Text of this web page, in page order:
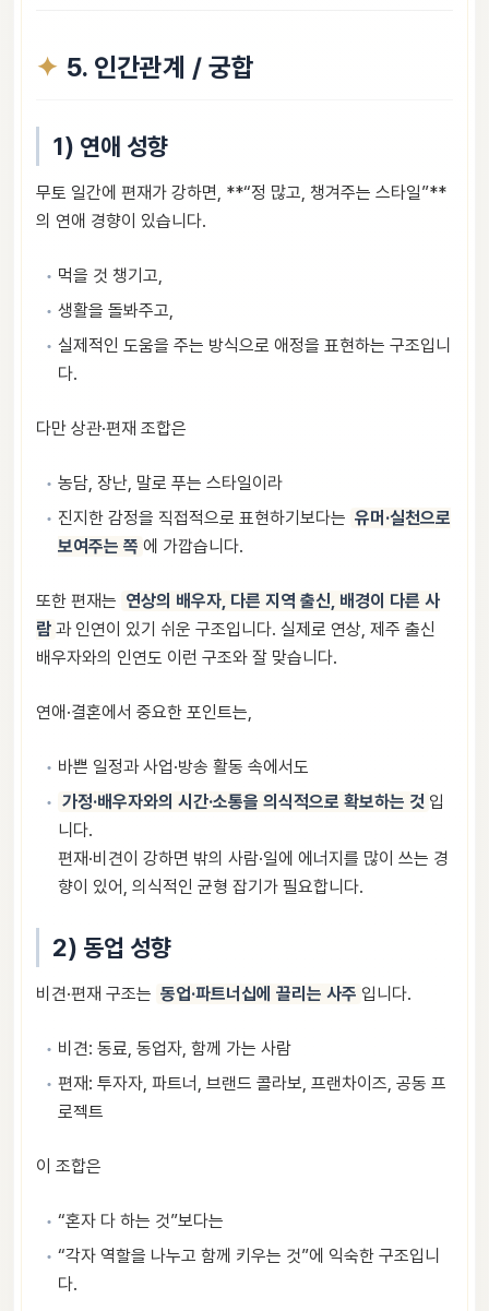
5. 인간관계 / 궁합
1) 연애 성향
무토 일간에 편재가 강하면, **“정 많고, 챙겨주는 스타일”**
의 연애 경향이 있습니다.
먹을 것 챙기고,
생활을 돌봐주고,
실제적인 도움을 주는 방식으로 애정을 표현하는 구조입니
다.
다만 상관·편재 조합은
농담, 장난, 말로 푸는 스타일이라
진지한 감정을 직접적으로 표현하기보다는 유머·실천으로
보여주는 쪽 에 가깝습니다.
또한 편재는 연상의 배우자, 다른 지역 출신, 배경이 다른 사
람 과 인연이 있기 쉬운 구조입니다. 실제로 연상, 제주 출신
배우자와의 인연도 이런 구조와 잘 맞습니다.
연애·결혼에서 중요한 포인트는,
바쁜 일정과 사업·방송 활동 속에서도
가정·배우자와의 시간·소통을 의식적으로 확보하는 것 입
니다.
편재·비견이 강하면 밖의 사람·일에 에너지를 많이 쓰는 경
향이 있어, 의식적인 균형 잡기가 필요합니다.
2) 동업 성향
비견·편재 구조는 동업·파트너십에 끌리는 사주 입니다.
비견: 동료, 동업자, 함께 가는 사람
편재: 투자자, 파트너, 브랜드 콜라보, 프랜차이즈, 공동 프
로젝트
이 조합은
“혼자 다 하는 것”보다는
“각자 역할을 나누고 함께 키우는 것”에 익숙한 구조입니
다.